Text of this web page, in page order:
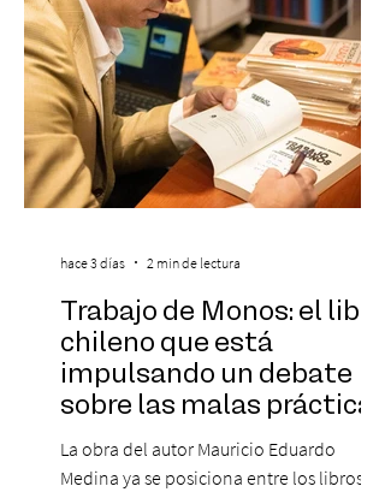
Este reconocimiento reaf
Trabajo de Monos: el libro
chileno que está
impulsando un debate
sobre las malas prácticas
laborales y el futuro del
trabajo
La obra del autor Mauricio Eduardo
Medina ya se posiciona entre los libros
hace 3 días 2 min de lectura